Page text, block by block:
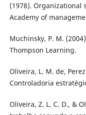
(1978). Organizational
Academy of
Muchinsky, P. M.
Thompson Learning.
Oliveira, L. M. de, Perez
Controladoria
Oliveira, Z. L. C. D., &